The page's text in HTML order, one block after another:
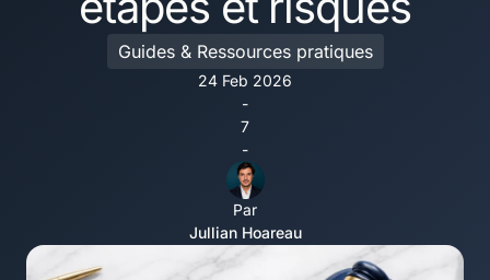
Guides & Ressources pratiques
24 Feb 2026
-
7
-
Par
Jullian Hoareau